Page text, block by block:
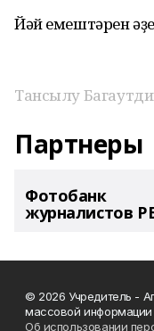
Йәй емештәрен
Тансылу
Партнеры
Фотобанк
журналистов
© 2026 Учредитель -
массовой информации
Об использовании